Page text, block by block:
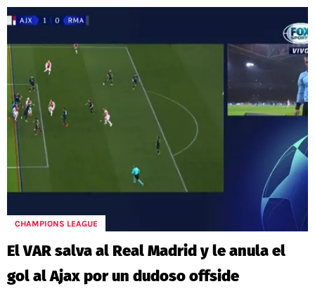
CHAMPIONS LEAGUE
El VAR salva al Real Madrid y le anula el
gol al Ajax por un dudoso offside